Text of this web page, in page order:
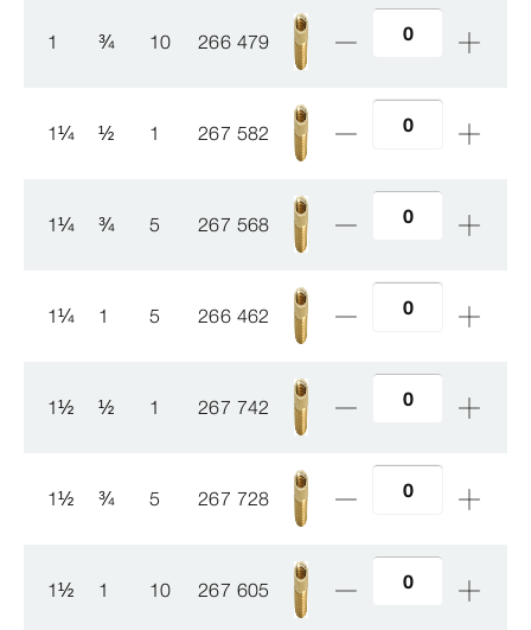
1 ¾ 10 266 479
1¼ ½ 1 267 582
1¼ ¾ 5 267 568
1¼ 1 5 266 462
1½ ½ 1 267 742
1½ ¾ 5 267 728
1½ 1 10 267 605